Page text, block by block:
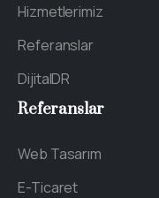
Hizmetlerimiz
Referanslar
DijitalDR
Referanslar
Web Tasarım
E-Ticaret